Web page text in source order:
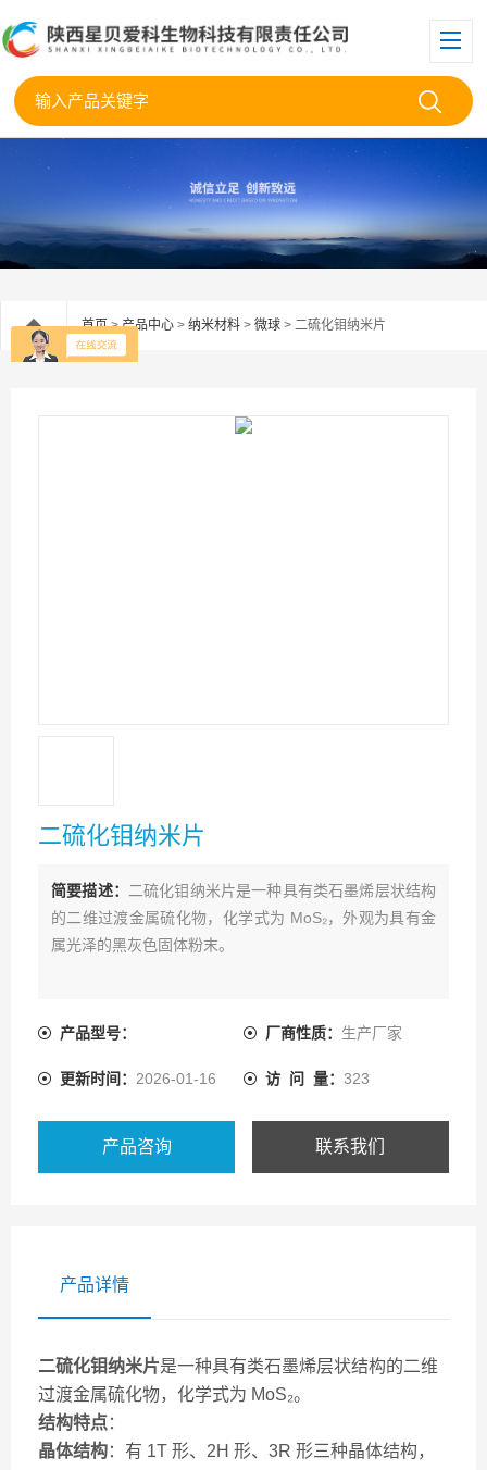
首页>产品中心 > 纳米材料 > 微球 > 二硫化钼纳米片
二硫化钼纳米片
简要描述：
二硫化钼纳米片是一种具有类石墨烯层状结构
的二维过渡金属硫化物，化学式为 MoS₂，外观为具有金
属光泽的黑灰色固体粉末。
产品型号： 厂商性质： 生产厂家
更新时间： 2026-01-16 访 问 量： 323
产品咨询 联系我们
产品详情
二硫化钼纳米片是一种具有类石墨烯层状结构的二维
过渡金属硫化物，化学式为 MoS₂。
结构特点：
晶体结构：有 1T 形、2H 形、3R 形三种晶体结构，